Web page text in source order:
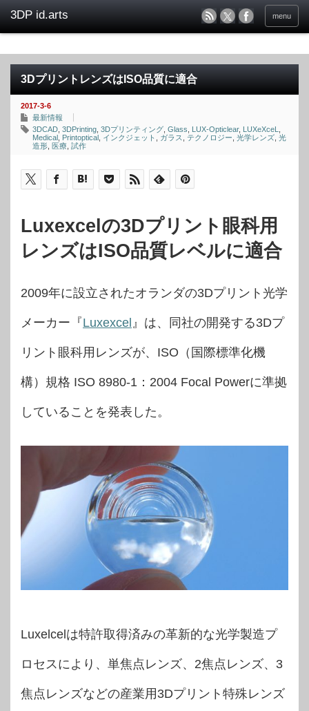
menu
3DプリントレンズはISO品質に適合
2017-3-6
最新情報
3DCAD 3DPrinting 3Dプリンティング Glass LUX-Opticlear, LUXeXceL
Medical Printoptical インクジェット ガラス テクノロジー 光学レンズ 光
造形 医療 試作
Luxexcelの3Dプリント眼科用
レンズはISO品質レベルに適合
2009年に設立されたオランダの3Dプリント光学
メーカー『Luxexcel 』は、同社の開発する3Dプ
リント眼科用レンズが、ISO（国際標準化機
構）規格 ISO 8980-1：2004 Focal Powerに準拠
していることを発表した。
Luxelcelは特許取得済みの革新的な光学製造プ
ロセスにより、単焦点レンズ、2焦点レンズ、3
焦点レンズなどの産業用3Dプリント特殊レンズ